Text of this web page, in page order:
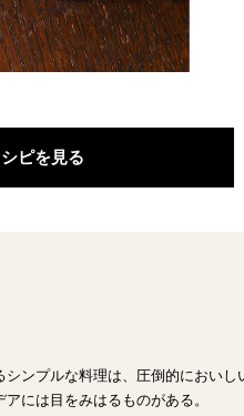
ピを見る
ンプルな料理は、圧倒的においし
には目をみはるものがある。